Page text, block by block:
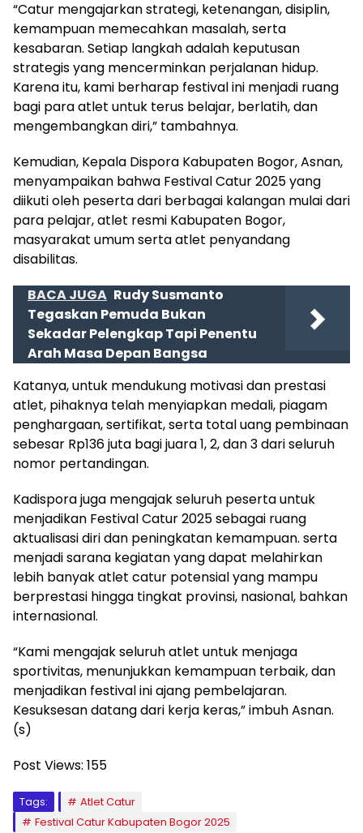
“Catur mengajarkan strategi, ketenangan, disiplin,
kemampuan memecahkan masalah, serta
kesabaran. Setiap langkah adalah keputusan
strategis yang mencerminkan perjalanan hidup.
Karena itu, kami berharap festival ini menjadi ruang
bagi para atlet untuk terus belajar, berlatih, dan
mengembangkan diri,” tambahnya.
Kemudian, Kepala Dispora Kabupaten Bogor, Asnan,
menyampaikan bahwa Festival Catur 2025 yang
diikuti oleh peserta dari berbagai kalangan mulai dari
para pelajar, atlet resmi Kabupaten Bogor,
masyarakat umum serta atlet penyandang
disabilitas.
BACA JUGA Rudy Susmanto
Tegaskan Pemuda Bukan
Sekadar Pelengkap Tapi Penentu
Arah Masa Depan Bangsa
Katanya, untuk mendukung motivasi dan prestasi
atlet, pihaknya telah menyiapkan medali, piagam
penghargaan, sertifikat, serta total uang pembinaan
sebesar Rp136 juta bagi juara 1, 2, dan 3 dari seluruh
nomor pertandingan.
Kadispora juga mengajak seluruh peserta untuk
menjadikan Festival Catur 2025 sebagai ruang
aktualisasi diri dan peningkatan kemampuan. serta
menjadi sarana kegiatan yang dapat melahirkan
lebih banyak atlet catur potensial yang mampu
berprestasi hingga tingkat provinsi, nasional, bahkan
internasional.
“Kami mengajak seluruh atlet untuk menjaga
sportivitas, menunjukkan kemampuan terbaik, dan
menjadikan festival ini ajang pembelajaran.
Kesuksesan datang dari kerja keras,” imbuh Asnan.
(s)
Post Views: 155
Tags:
Atlet Catur
Festival Catur Kabupaten Bogor 2025